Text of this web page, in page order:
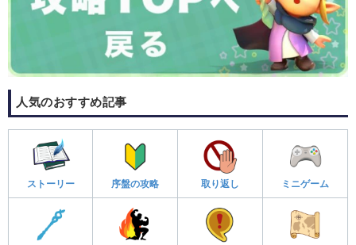
人気のおすすめ記事
ストーリー 序盤の攻略 取り返し ミニゲーム